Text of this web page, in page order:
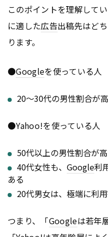
このポイントを理解して
に適した広告出稿先はど
ります。
●Googleを使っている人
20〜30代の男性割合が
●Yahoo!を使っている人
50代以上の男性割合が
40代女性も、 Google利
ある
20代男女は、極端に利
つまり、「Googleは若年